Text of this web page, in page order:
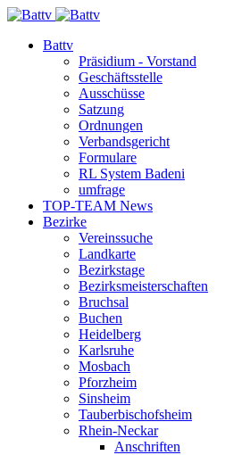
Battv
Präsidium - Vorstand
Geschäftsstelle
Ausschüsse
Satzung
Ordnungen
Verbandsgericht
Formulare
RL System Badeni
umfrage
TOP-TEAM News
Bezirke
Vereinssuche
Landkarte
Bezirkstage
Bezirksmeisterschaften
Bruchsal
Buchen
Heidelberg
Karlsruhe
Mosbach
Pforzheim
Sinsheim
Tauberbischofsheim
Rhein-Neckar
Anschriften